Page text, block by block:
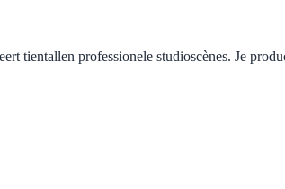
tientallen professionele studioscènes. Je